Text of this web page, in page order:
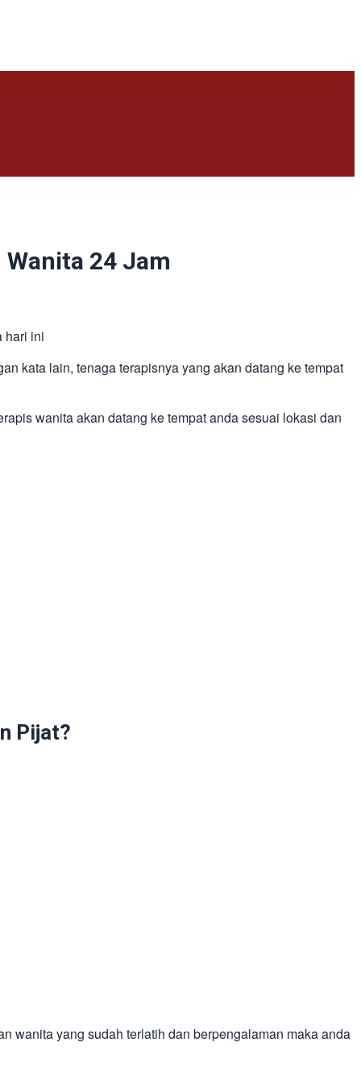
24 Jam
hari ini
kata lain, tenaga terapisnya yang akan datang ke tempat
wanita akan datang ke tempat anda sesuai lokasi dan
Pijat?
wanita yang sudah terlatih dan berpengalaman maka anda